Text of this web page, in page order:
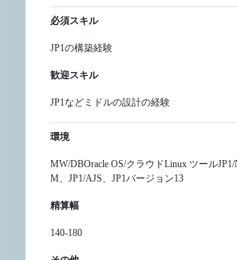
必須スキル
JP1の構築経験
歓迎スキル
JP1などミドルの設計の経験
環境
MW/DBOracle OS/クラウドLinux ツール
M、JP1/AJS、JP1バージョン13
精算幅
140-180